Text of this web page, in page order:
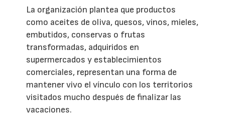
La organización plantea que productos
como aceites de oliva, quesos, vinos, mieles,
embutidos, conservas o frutas
transformadas, adquiridos en
supermercados y establecimientos
comerciales, representan una forma de
mantener vivo el vínculo con los territorios
visitados mucho después de finalizar las
vacaciones.